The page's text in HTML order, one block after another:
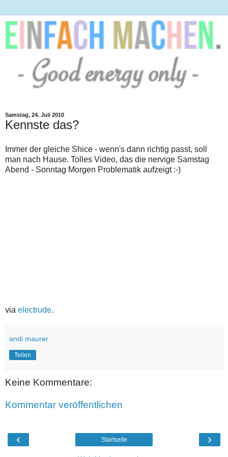
Samstag, 24. Juli 2010
Kennste das?
Immer der gleiche Shice - wenn's dann richtig passt, soll
man nach Hause. Tolles Video, das die nervige Samstag
Abend - Sonntag Morgen Problematik aufzeigt :-)
via electrude.
andi maurer
Teilen
Keine Kommentare:
Kommentar veröffentlichen
‹ ›
Startseite